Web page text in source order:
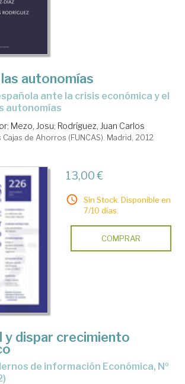
autonomías
autonomías
; Mezo, Josu; Rodríguez, Juan Carlos
de Ahorros (FUNCAS). Madrid, 2012
13,00 €
Sin Stock. Disponible en
7/10 días.
COMPRAR
y dispar crecimiento